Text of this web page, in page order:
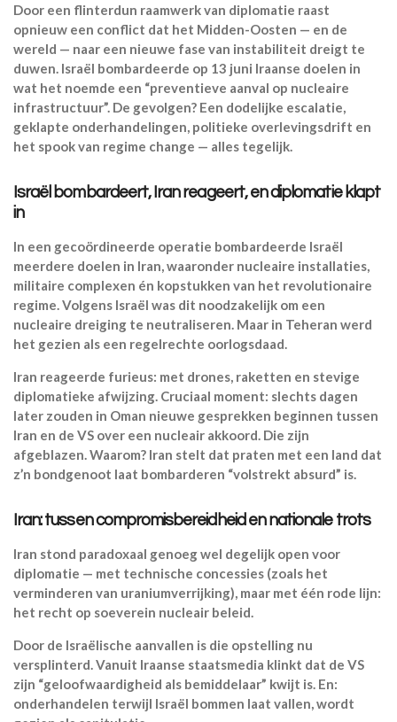
Door een flinterdun raamwerk van diplomatie raast
opnieuw een conflict dat het Midden-Oosten — en de
wereld — naar een nieuwe fase van instabiliteit dreigt te
duwen. Israël bombardeerde op 13 juni Iraanse doelen in
wat het noemde een “preventieve aanval op nucleaire
infrastructuur”. De gevolgen? Een dodelijke escalatie,
geklapte onderhandelingen, politieke overlevingsdrift en
het spook van regime change — alles tegelijk.
Israël bombardeert, Iran reageert, en diplomatie klapt
in
In een gecoördineerde operatie bombardeerde Israël
meerdere doelen in Iran, waaronder nucleaire installaties,
militaire complexen én kopstukken van het revolutionaire
regime. Volgens Israël was dit noodzakelijk om een
nucleaire dreiging te neutraliseren. Maar in Teheran werd
het gezien als een regelrechte oorlogsdaad.
Iran reageerde furieus: met drones, raketten en stevige
diplomatieke afwijzing. Cruciaal moment: slechts dagen
later zouden in Oman nieuwe gesprekken beginnen tussen
Iran en de VS over een nucleair akkoord. Die zijn
afgeblazen. Waarom? Iran stelt dat praten met een land dat
z’n bondgenoot laat bombarderen “volstrekt absurd” is.
Iran: tussen compromisbereidheid en nationale trots
Iran stond paradoxaal genoeg wel degelijk open voor
diplomatie — met technische concessies (zoals het
verminderen van uraniumverrijking), maar met één rode lijn:
het recht op soeverein nucleair beleid.
Door de Israëlische aanvallen is die opstelling nu
versplinterd. Vanuit Iraanse staatsmedia klinkt dat de VS
zijn “geloofwaardigheid als bemiddelaar” kwijt is. En:
onderhandelen terwijl Israël bommen laat vallen, wordt